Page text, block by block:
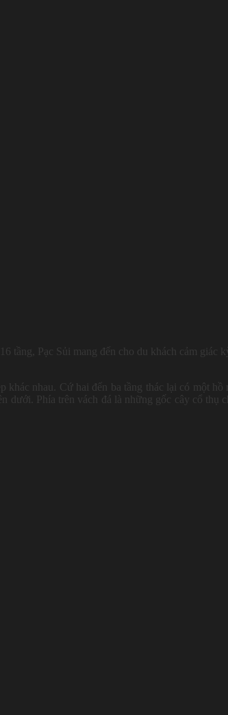
tầng, Pạc Sủi mang đến cho du khách cảm giác
nhau. Cứ hai đến ba tầng thác lại có một hồ
dưới. Phía trên vách đá là những gốc cây cổ thụ